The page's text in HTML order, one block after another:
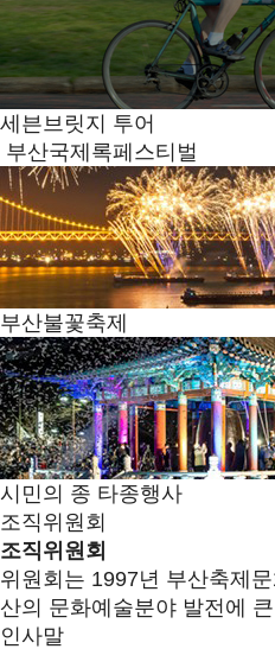
세븐브릿지 투어
부산국제록페스티벌
부산불꽃축제
시민의 종 타종행사
조직위원회
조직위원회
위원회는 1997년 부산축제
산의 문화예술분야 발전에
인사말